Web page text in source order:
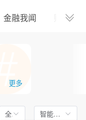
金融我闻 财新
更多
全文 智能排序